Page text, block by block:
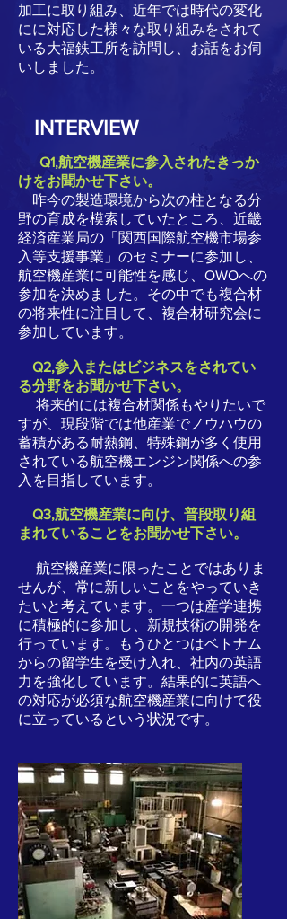
INTERVIEW
Q1,航空機産業に参入されたきっか
けをお聞かせ下さい。
昨今の製造環境から次の柱となる分
野の育成を模索していたところ、近畿
経済産業局の「関西国際航空機市場参
入等支援事業」のセミナーに参加し、
航空機産業に可能性を感じ、OWOへの
参加を決めました。その中でも複合材
の将来性に注目して、複合材研究会に
参加しています。
Q2,参入またはビジネスをされてい
る分野をお聞かせ下さい。
将来的には複合材関係もやりたいで
すが、現段階では他産業でノウハウの
蓄積がある耐熱鋼、特殊鋼が多く使用
されている航空機エンジン関係への参
入を目指しています。
Q3,航空機産業に向け、普段取り組
まれていることをお聞かせ下さい。
航空機産業に限ったことではありま
せんが、常に新しいことをやっていき
たいと考えています。一つは産学連携
に積極的に参加し、新規技術の開発を
行っています。もうひとつはベトナム
からの留学生を受け入れ、社内の英語
力を強化しています。結果的に英語へ
の対応が必須な航空機産業に向けて役
に立っているという状況です。
加工に取り組み、近年では時代の変化
にに対応した様々な取り組みをされて
いる大福鉄工所を訪問し、お話をお伺
いしました。